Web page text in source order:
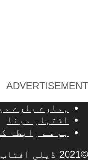
ADVERTISEMENT
ہمارے بارے
اشتہار دینا
ہم سے رابطہ
©2021 ڈیلی